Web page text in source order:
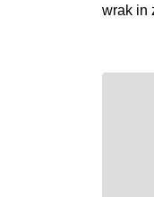
wrak in